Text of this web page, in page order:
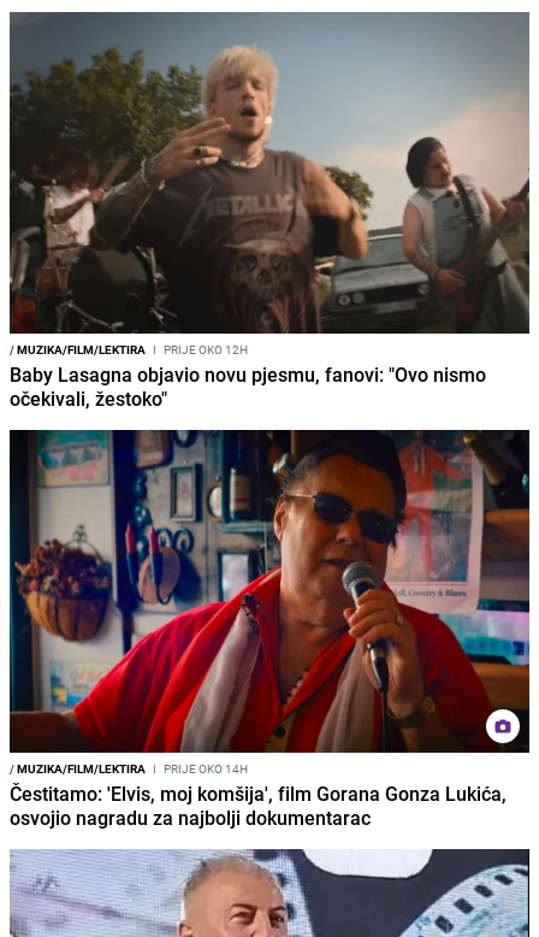
/MUZIKA/FILM/LEKTIRA I PRIJE OKO 12H
Baby Lasagna objavio novu pjesmu, fanovi: "Ovo nismo
očekivali, žestoko"
/MUZIKA/FILM/LEKTIRA I PRIJE OKO 14H
Čestitamo: 'Elvis, moj komšija', film Gorana Gonza Lukića,
osvojio nagradu za najbolji dokumentarac